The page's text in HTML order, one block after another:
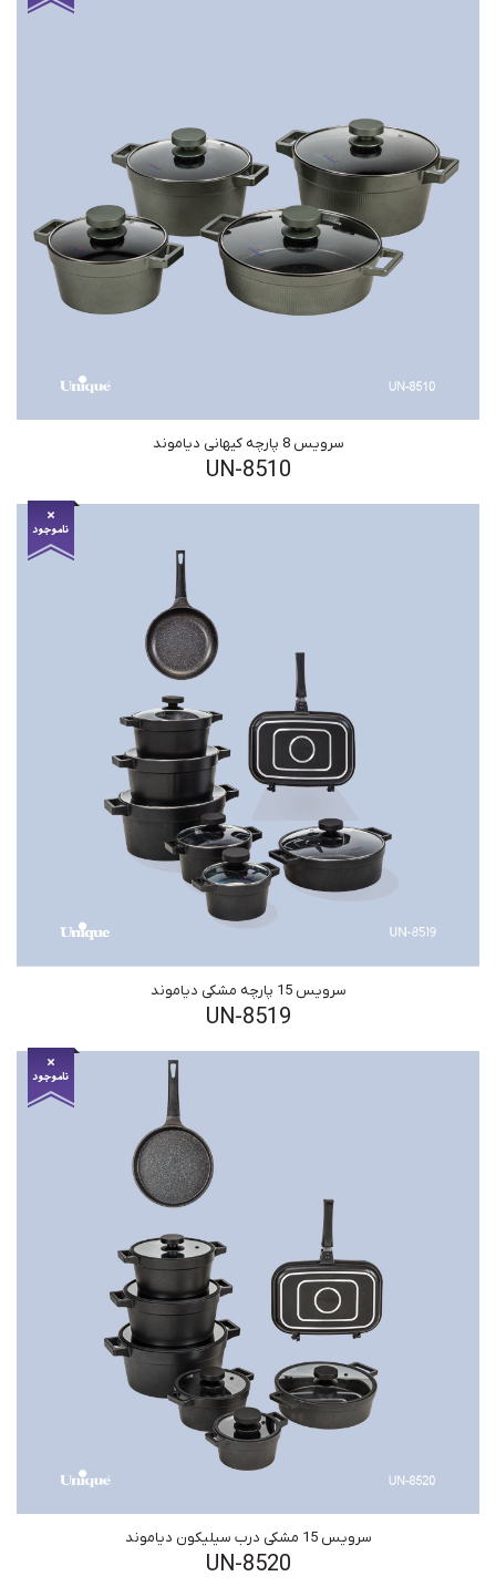
سرویس 8 پارچه کیهانی دیاموند
UN-8510
سرویس 15 پارچه مشکی دیاموند
UN-8519
سرویس 15 مشکی درب سیلیکون دیاموند
UN-8520